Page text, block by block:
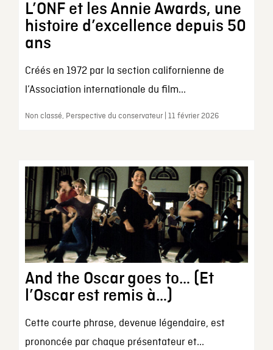
L’ONF et les Annie Awards, une
histoire d’excellence depuis 50
ans
Créés en 1972 par la section californienne de
l’Association internationale du film...
Non classé, Perspective du conservateur | 11 février 2026
And the Oscar goes to… (Et
l’Oscar est remis à…)
Cette courte phrase, devenue légendaire, est
prononcée par chaque présentateur et...